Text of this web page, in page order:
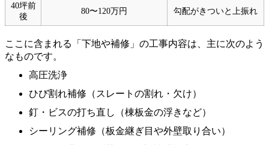
40坪前
後
80〜120万円 勾配がきついと上振れ
ここに含まれる「下地や補修」の工事内容は、主に次のよう
なものです。
高圧洗浄
ひび割れ補修（スレートの割れ・欠け）
釘・ビスの打ち直し（棟板金の浮きなど）
シーリング補修（板金継ぎ目や外壁取り合い）